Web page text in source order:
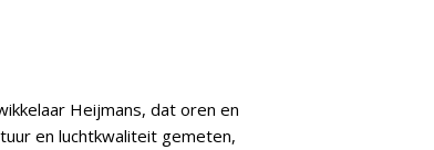
Heijmans, dat oren en
en luchtkwaliteit gemeten,